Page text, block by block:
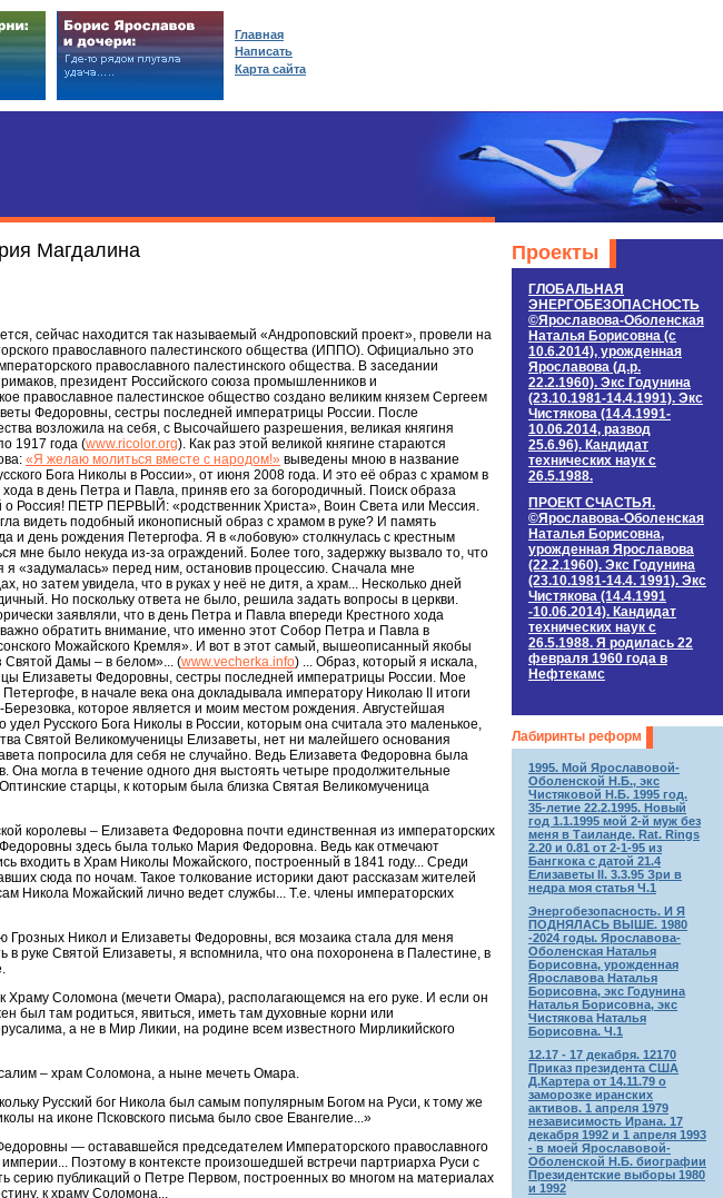
Магдалина
сейчас находится так называемый «Андроповский проект», провели на
православного палестинского общества (ИППО). Официально это
православного палестинского общества. В заседании
президент Российского союза промышленников и
православное палестинское общество создано великим князем Сергеем
Федоровны, сестры последней императрицы России. После
возложила на себя, с Высочайшего разрешения, великая княгиня
1917 года (www.ricolor.org). Как раз этой великой княгине стараются
«Я желаю молиться вместе с народом!» выведены мною в название
Бога Николы в России», от июня 2008 года. И это её образ с храмом в
в день Петра и Павла, приняв его за богородичный. Поиск образа
о Россия! ПЕТР ПЕРВЫЙ: «родственник Христа», Воин Света или Мессия.
видеть подобный иконописный образ с храмом в руке? И память
и день рождения Петергофа. Я в «лобовую» столкнулась с крестным
мне было некуда из-за ограждений. Более того, задержку вызвало то, что
«задумалась» перед ним, остановив процессию. Сначала мне
но затем увидела, что в руках у неё не дитя, а храм... Несколько дней
Но поскольку ответа не было, решила задать вопросы в церкви.
заявляли, что в день Петра и Павла впереди Крестного хода
обратить внимание, что именно этот Собор Петра и Павла в
Можайского Кремля». И вот в этот самый, вышеописанный якобы
Святой Дамы – в белом»... (www.vecherka.info) ... Образ, который я искала,
Елизаветы Федоровны, сестры последней императрицы России. Мое
в начале века она докладывала императору Николаю II итоги
которое является и моим местом рождения. Августейшая
Русского Бога Николы в России, которым она считала это маленькое,
Святой Великомученицы Елизаветы, нет ни малейшего основания
попросила для себя не случайно. Ведь Елизавета Федоровна была
Она могла в течение одного дня выстоять четыре продолжительные
старцы, к которым была близка Святая Великомученица
королевы – Елизавета Федоровна почти единственная из императорских
здесь была только Мария Федоровна. Ведь как отмечают
входить в Храм Николы Можайского, построенный в 1841 году... Среди
сюда по ночам. Такое толкование историки дают рассказам жителей
Никола Можайский лично ведет службы... Т.е. члены императорских
Грозных Никол и Елизаветы Федоровны, вся мозаика стала для меня
руке Святой Елизаветы, я вспомнила, что она похоронена в Палестине, в
Соломона (мечети Омара), располагающемся на его руке. И если он
был там родиться, явиться, иметь там духовные корни или
а не в Мир Ликии, на родине всем известного Мирликийского
– храм Соломона, а ныне мечеть Омара.
Русский бог Никола был самым популярным Богом на Руси, к тому же
на иконе Псковского письма было свое Евангелие...»
— остававшейся председателем Императорского православного
Поэтому в контексте произошедшей встречи партриарха Руси с
публикаций о Петре Первом, построенных во многом на материалах
к храму Соломона...
Проекты
ГЛОБАЛЬНАЯ
ЭНЕРГОБЕЗОПАСНОСТЬ
©Ярославова-Оболенская
Наталья Борисовна (c
10.6.2014), урожденная
Ярославова (д.р.
22.2.1960). Экс Годунина
(23.10.1981-14.4.1991). Экс
Чистякова (14.4.1991-
10.06.2014, развод
25.6.96). Кандидат
технических наук c
26.5.1988.
ПРОЕКТ СЧАСТЬЯ.
©Ярославова-Оболенская
Наталья Борисовна,
урожденная Ярославова
(22.2.1960). Экс Годунина
(23.10.1981-14.4. 1991). Экс
Чистякова (14.4.1991
-10.06.2014). Кандидат
технических наук c
26.5.1988. Я родилась 22
февраля 1960 года в
Нефтекамс
Лабиринты реформ
1995. Мой Ярославовой-
Оболенской Н.Б., экс
Чистяковой Н.Б. 1995 год.
35-летие 22.2.1995. Новый
год 1.1.1995 мой 2-й муж без
меня в Таиланде. Rat. Rings
2.20 и 0.81 от 2-1-95 из
Бангкока с датой 21.4
Елизаветы II. 3.3.95 Зри в
недра моя статья Ч.1
Энергобезопасность. И Я
ПОДНЯЛАСЬ ВЫШЕ. 1980
-2024 годы. Ярославова-
Оболенская Наталья
Борисовна, урожденная
Ярославова Наталья
Борисовна, экс Годунина
Наталья Борисовна, экс
Чистякова Наталья
Борисовна. Ч.1
12.17 - 17 декабря. 12170
Приказ президента США
Д.Картера от 14.11.79 о
заморозке иранских
активов. 1 апреля 1979
независимость Ирана. 17
декабря 1992 и 1 апреля 1993
- в моей Ярославовой-
Оболенской Н.Б. биографии
Президентские выборы 1980
и 1992
Главная
Написать
Карта сайта